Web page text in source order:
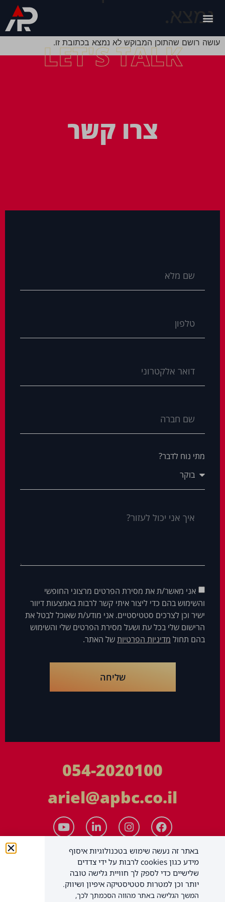
נמצא.
עושה רושם שהתוכן המבוקש לא נמצא בכתובת זו.
LET'S TALK
צרו קשר
מתי נוח לדבר?
אני מאשר/ת את מסירת הפרטים מרצוני החופשי
והשימוש בהם כדי ליצור איתי קשר לרבות באמצעות דיוור
ישיר וכן לצרכים סטטיסטיים. אני מודע/ת שאוכל לבטל את
הרישום שלי בכל עת ושעל מסירת הפרטים שלי והשימוש
בהם תחול מדיניות הפרטיותשל האתר.
שליחה
054-2020100
ariel@apbc.co.il
באתר זה נעשה שימוש בטכנולוגיות איסוף
מידע כגון cookies לרבות על ידי צדדים
שלישיים כדי לספק לך חוויית גלישה טובה
יותר וכן למטרות סטטיסטיקה איפיון ושיווק.
המשך הגלישה באתר מהווה הסכמתך לכך,